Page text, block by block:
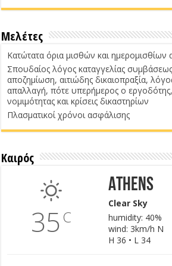
Μελέτες
Κατώτατα όρια μισθών και ημερομισθίων
Σπουδαίος λόγος καταγγελίας
αποζημίωση, αιτιώδης δικαιοπραξία,
απαλλαγή, πότε υπερήμερος ο
νομιμότητας και κρίσεις δικαστηρίων
Πλασματικοί χρόνοι ασφάλισης
Καιρός
35C
Athens
Clear Sky
humidity: 40%
wind: 3km/h N
H 36 • L 34